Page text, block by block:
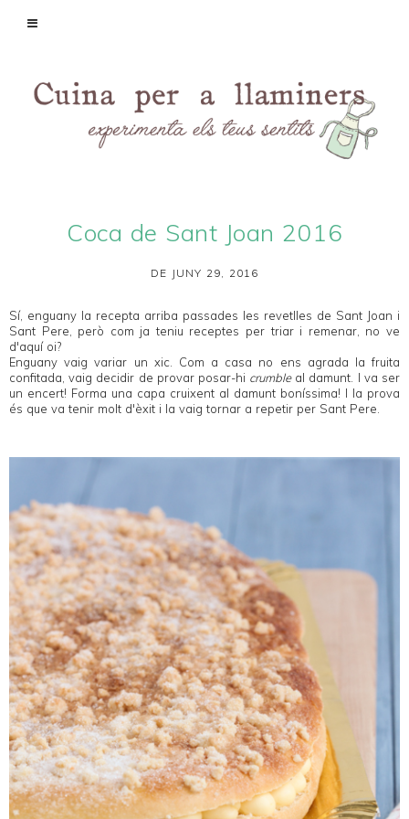
Coca de Sant Joan 2016
DE JUNY 29, 2016
Sí, enguany la recepta arriba passades les revetlles de Sant Joan i
Sant Pere, però com ja teniu receptes per triar i remenar, no ve
d'aquí oi?
Enguany vaig variar un xic. Com a casa no ens agrada la fruita
confitada, vaig decidir de provar posar-hi crumbleal damunt. I va ser
un encert! Forma una capa cruixent al damunt boníssima! I la prova
és que va tenir molt d'èxit i la vaig tornar a repetir per Sant Pere.